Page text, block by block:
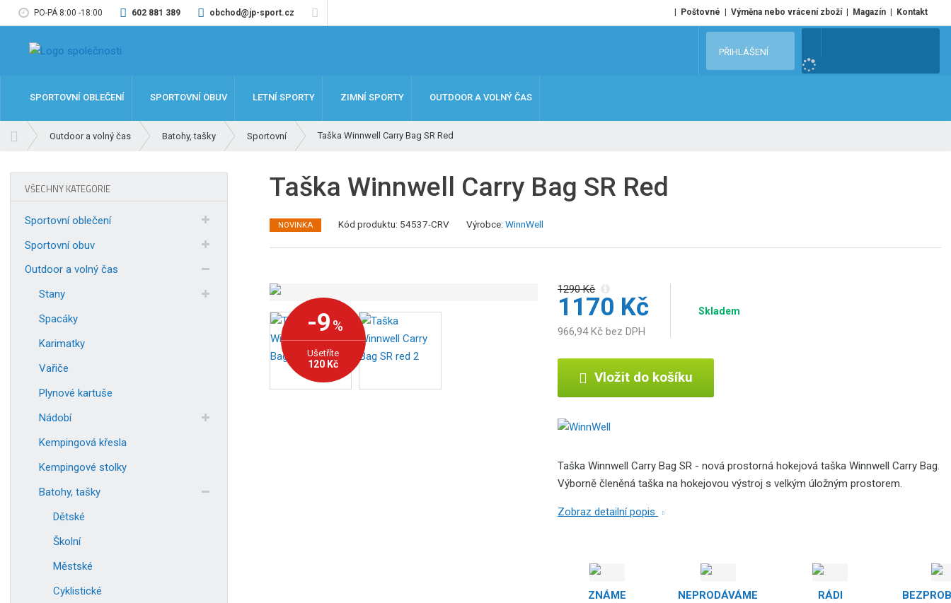
PO-PÁ 8:00 -18:00 602 881 389 obchod@jp-sport.cz Poštovné Výměna nebo vrácení zboží Magazín Kontakt
e
PŘIHLÁŠENÍ
SPORTOVNÍ OBLEČENÍ SPORTOVNÍ OBUV LETNÍ SPORTY ZIMNÍ SPORTY OUTDOOR A VOLNÝ ČAS
Outdoor a volný čas Batohy, tašky Sportovní Taška Winnwell Carry Bag SR Red
Taška Winnwell Carry Bag SR Red
NOVINKA Kód produktu: 54537-CRV
K
Výrobce: WinnWell
-9%
Ušetříte
120 Kč
1290 Kč
1170 Kč
966,94 Kč bez DPH
Skladem
Vložit do košíku
Taška Winnwell Carry Bag SR - nová prostorná hokejová taška Winnwell Carry Bag.
Výborně členěná taška na hokejovou výstroj s velkým úložným prostorem.
Zobraz detailní popis
ZNÁME
NEPRODÁVÁME
RÁDI
VŠECHNY KATEGORIE
Sportovní oblečení
Sportovní obuv
Outdoor a volný čas
Stany
Spacáky
Karimatky
Vařiče
Plynové kartuše
Nádobí
Kempingová křesla
Kempingové stolky
Batohy, tašky
Dětské
Školní
Městské
Cyklistické